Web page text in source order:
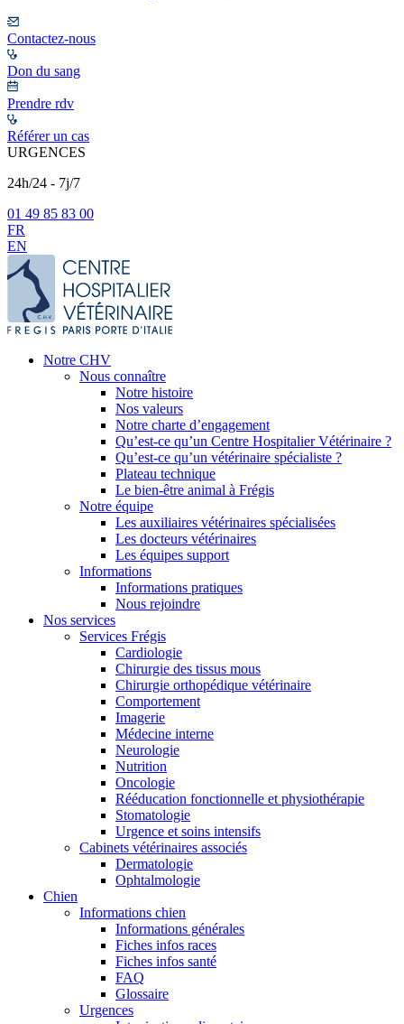
Contactez-nous
Don du sang
Prendre rdv
Référer un cas
URGENCES
24h/24 - 7j/7
01 49 85 83 00
FR
EN
Notre CHV
Nous connaître
Notre histoire
Nos valeurs
Notre charte d’engagement
Qu’est-ce qu’un Centre Hospitalier Vétérinaire ?
Qu’est-ce qu’un vétérinaire spécialiste ?
Plateau technique
Le bien-être animal à Frégis
Notre équipe
Les auxiliaires vétérinaires spécialisées
Les docteurs vétérinaires
Les équipes support
Informations
Informations pratiques
Nous rejoindre
Nos services
Services Frégis
Cardiologie
Chirurgie des tissus mous
Chirurgie orthopédique vétérinaire
Comportement
Imagerie
Médecine interne
Neurologie
Nutrition
Oncologie
Rééducation fonctionnelle et physiothérapie
Stomatologie
Urgence et soins intensifs
Cabinets vétérinaires associés
Dermatologie
Ophtalmologie
Chien
Informations chien
Informations générales
Fiches infos races
Fiches infos santé
FAQ
Glossaire
Urgences